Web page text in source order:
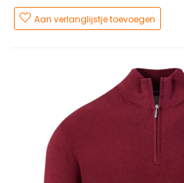
Aan verlanglijstje toevoegen